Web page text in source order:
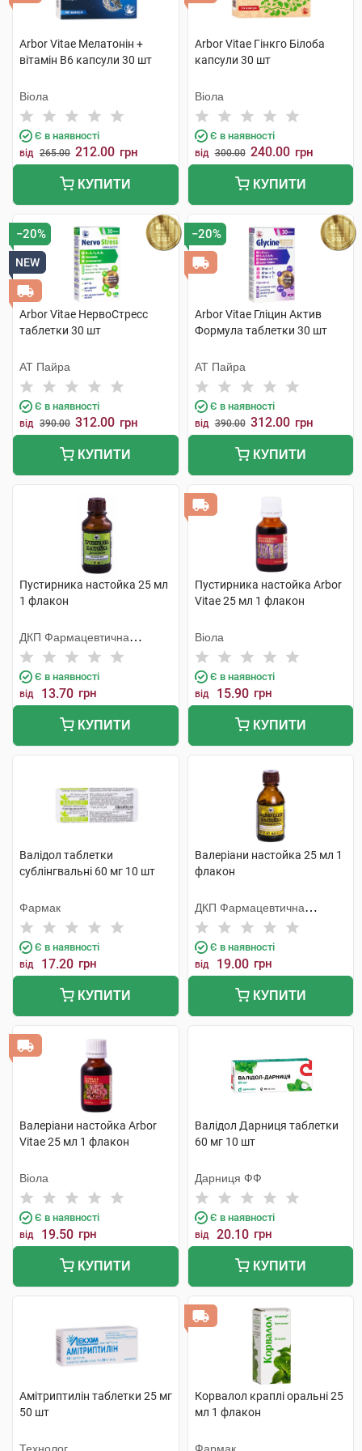
Arbor Vitae Мелатонін +
вітамін В6 капсули 30 шт
Віола
Є в наявності
від 265.00 212.00 грн
КУПИТИ
Arbor Vitae Гінкго Білоба
капсули 30 шт
Віола
Є в наявності
від 300.00 240.00 грн
КУПИТИ
−20%
NEW
Arbor Vitae НервоСтресс
таблетки 30 шт
АТ Пайра
Є в наявності
від 390.00 312.00 грн
КУПИТИ
−20%
Arbor Vitae Гліцин Актив
Формула таблетки 30 шт
АТ Пайра
Є в наявності
від 390.00 312.00 грн
КУПИТИ
Пустирника настойка 25 мл
1 флакон
ДКП Фармацевтична
фабрика
Є в наявності
від 13.70 грн
КУПИТИ
Пустирника настойка Arbor
Vitae 25 мл 1 флакон
Віола
Є в наявності
від 15.90 грн
КУПИТИ
Валідол таблетки
сублінгвальні 60 мг 10 шт
Фармак
Є в наявності
від 17.20 грн
КУПИТИ
Валеріани настойка 25 мл 1
флакон
ДКП Фармацевтична
фабрика
Є в наявності
від 19.00 грн
КУПИТИ
Валеріани настойка Arbor
Vitae 25 мл 1 флакон
Віола
Є в наявності
від 19.50 грн
КУПИТИ
Валідол Дарниця таблетки
60 мг 10 шт
Дарниця ФФ
Є в наявності
від 20.10 грн
КУПИТИ
Амітриптилін таблетки 25 мг
50 шт
Корвалол краплі оральні 25
мл 1 флакон